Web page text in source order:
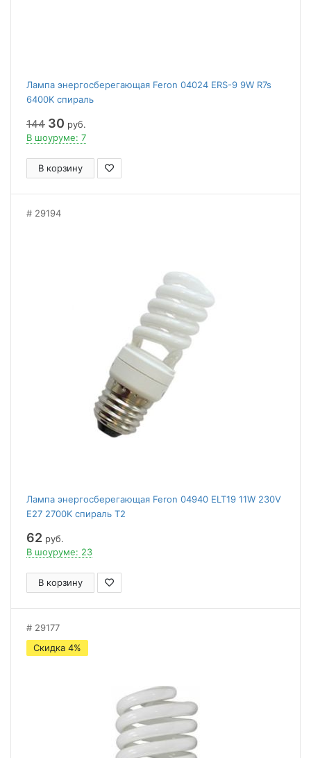
Лампа энергосберегающая Feron 04024 ERS-9 9W R7s
6400K спираль
144 30 руб.
В шоуруме: 7
В корзину
29194
Лампа энергосберегающая Feron 04940 ELT19 11W 230V
E27 2700K спираль T2
62 руб.
В шоуруме: 23
В корзину
29177
Скидка 4%